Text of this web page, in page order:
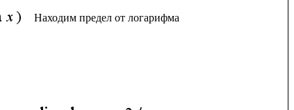
Находим предел от логарифма